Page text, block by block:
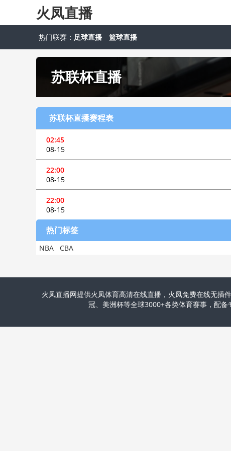
火凤直播
热门联赛： 足球直播 篮球直播
苏联杯直播
苏联杯直播赛程表
02:45
08-15
22:00
08-15
22:00
08-15
热门标签
NBA CBA
火凤直播网提供火凤体育高清在线直播，火凤免费在线无插
冠、美洲杯等全球3000+各类体育赛事，配